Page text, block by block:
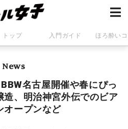
トップ 入門ガイド ほろ酔い
News
名古屋開催や春にぴっ
造、明治神宮外伝でのビア
オープンなど